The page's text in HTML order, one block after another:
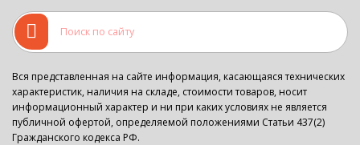
Вся представленная на сайте информация, касающаяся технических
характеристик, наличия на складе, стоимости товаров, носит
информационный характер и ни при каких условиях не является
публичной офертой, определяемой положениями Статьи 437(2)
Гражданского кодекса РФ.